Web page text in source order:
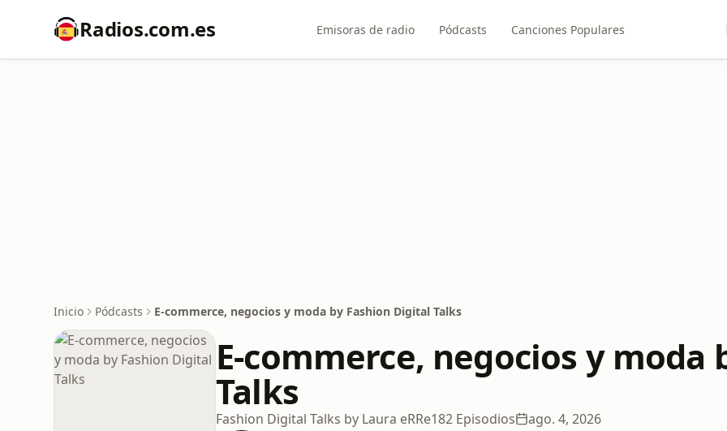
Radios.com.es Emisoras de radio Pódcasts Canciones Populares
Inicio Pódcasts E-commerce, negocios y moda by Fashion Digital Talks
E-commerce, negocios y moda
Talks
Fashion Digital Talks by Laura eRRe182 Episodios ago. 4, 2026